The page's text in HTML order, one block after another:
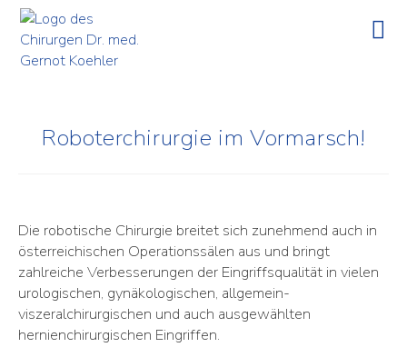
Roboterchirurgie im Vormarsch!
Die robotische Chirurgie breitet sich zunehmend auch in
österreichischen Operationssälen aus und bringt
zahlreiche Verbesserungen der Eingriffsqualität in vielen
urologischen, gynäkologischen, allgemein-
viszeralchirurgischen und auch ausgewählten
hernienchirurgischen Eingriffen.